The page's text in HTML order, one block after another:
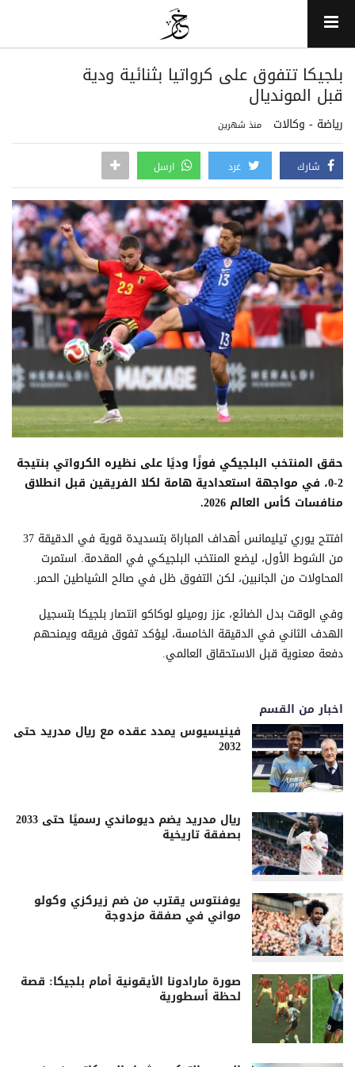
بلجيكا تتفوق على كرواتيا بثنائية ودية
قبل المونديال
رياضة - وكالات منذ شهرين
شارك غرد ارسل
حقق المنتخب البلجيكي فوزًا وديًا على نظيره الكرواتي بنتيجة
2-0، في مواجهة استعدادية هامة لكلا الفريقين قبل انطلاق
منافسات كأس العالم 2026.
افتتح يوري تيليمانس أهداف المباراة بتسديدة قوية في الدقيقة 37
من الشوط الأول، ليضع المنتخب البلجيكي في المقدمة. استمرت
المحاولات من الجانبين، لكن التفوق ظل في صالح الشياطين الحمر.
وفي الوقت بدل الضائع، عزز روميلو لوكاكو انتصار بلجيكا بتسجيل
الهدف الثاني في الدقيقة الخامسة، ليؤكد تفوق فريقه ويمنحهم
دفعة معنوية قبل الاستحقاق العالمي.
اخبار من القسم
فينيسيوس يمدد عقده مع ريال مدريد حتى
2032
ريال مدريد يضم ديوماندي رسميًا حتى 2033
بصفقة تاريخية
يوفنتوس يقترب من ضم زيركزي وكولو
مواني في صفقة مزدوجة
صورة مارادونا الأيقونية أمام بلجيكا: قصة
لحظة أسطورية